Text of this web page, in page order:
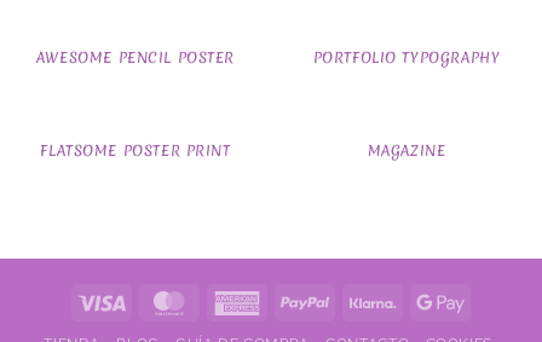
AWESOME PENCIL POSTER PORTFOLIO TYPOGRAPHY
FLATSOME POSTER PRINT MAGAZINE
Visa MasterCardAmericanPayPal Klarna
Google